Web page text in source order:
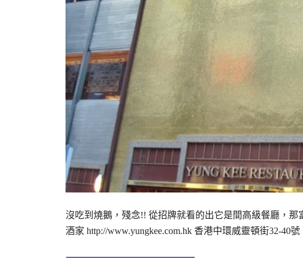
沒吃到燒鵝，殘念!! 從招牌就看的出它是間高級餐廳，
酒家 http://www.yungkee.com.hk 香港中環威靈頓街32-40